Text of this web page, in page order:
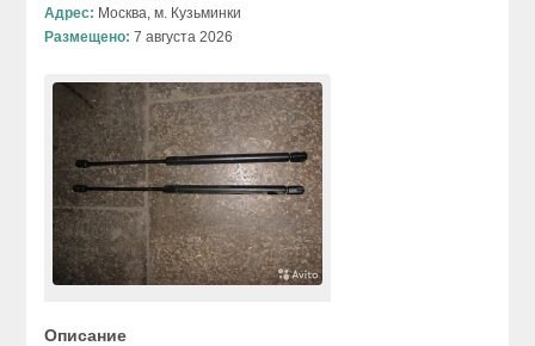
Адрес: Москва, м. Кузьминки
Размещено: 7 августа 2026
Описание